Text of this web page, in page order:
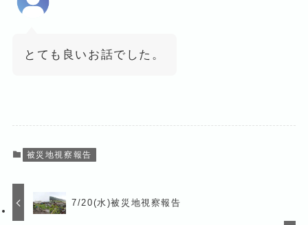
とても良いお話でした。
被災地視察報告
7/20(水)被災地視察報告